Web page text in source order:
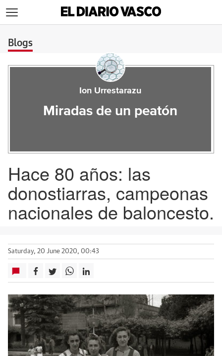
Blogs
Ion Urrestarazu
Miradas de un peatón
Hace 80 años: las
donostiarras, campeonas
nacionales de baloncesto.
Saturday, 20 June 2020, 00:43